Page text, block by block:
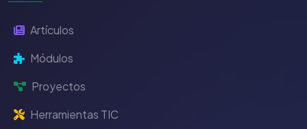
Artículos
Módulos
Proyectos
Herramientas TIC